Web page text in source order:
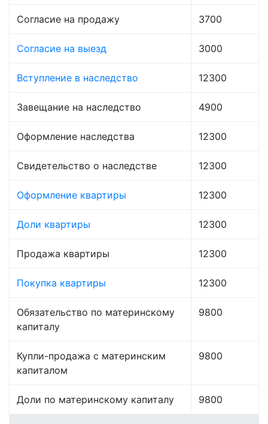
Согласие на продажу 3700
Согласие на выезд 3000
Вступление в наследство 12300
Завещание на наследство 4900
Оформление наследства 12300
Свидетельство о наследстве 12300
Оформление квартиры 12300
Доли квартиры 12300
Продажа квартиры 12300
Покупка квартиры 12300
Обязательство по материнскому
капиталу
9800
Купли-продажа с материнским
капиталом
9800
Доли по материнскому капиталу 9800